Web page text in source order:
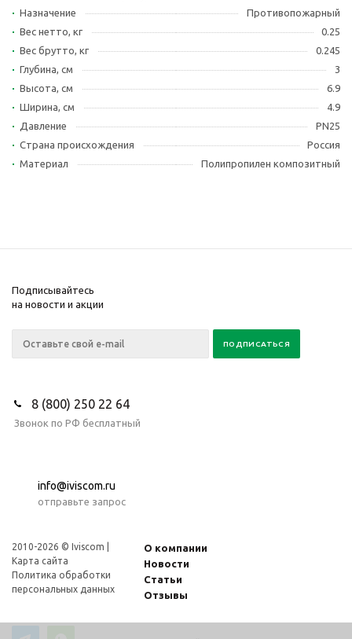
Назначение
Противопожарный
Вес нетто, кг
0.25
Вес брутто, кг
0.245
Глубина, см
3
Высота, см
6.9
Ширина, см
4.9
Давление
PN25
Страна происхождения
Россия
Материал
Полипропилен композитный
Подписывайтесь
на новости и акции
8 (800) 250 22 64
Звонок по РФ бесплатный
info@iviscom.ru
отправьте запрос
2010-2026 © Iviscom |
Карта сайта
Политика обработки
персональных данных
О компании
Новости
Статьи
Отзывы